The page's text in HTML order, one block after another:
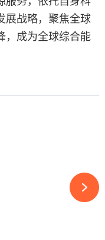
展战略，聚焦全球
，成为全球综合能